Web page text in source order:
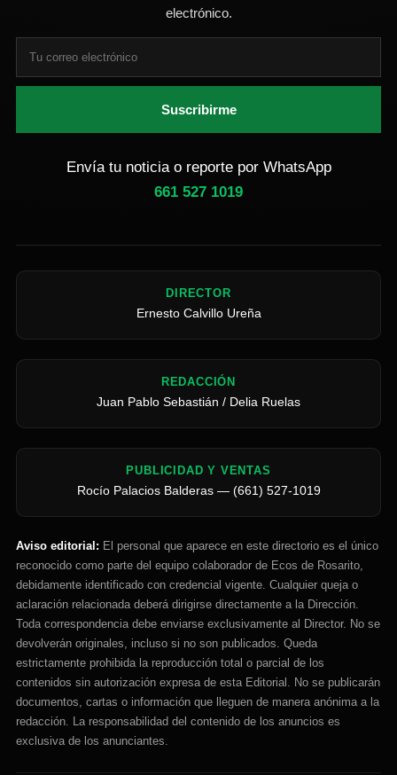
electrónico.
Suscribirme
Envía tu noticia o reporte por WhatsApp
661 527 1019
DIRECTOR
Ernesto Calvillo Ureña
REDACCIÓN
Juan Pablo Sebastián / Delia Ruelas
PUBLICIDAD Y VENTAS
Rocío Palacios Balderas — (661) 527-1019
Aviso editorial: El personal que aparece en este directorio es el único
reconocido como parte del equipo colaborador de Ecos de Rosarito,
debidamente identificado con credencial vigente. Cualquier queja o
aclaración relacionada deberá dirigirse directamente a la Dirección.
Toda correspondencia debe enviarse exclusivamente al Director. No se
devolverán originales, incluso si no son publicados. Queda
estrictamente prohibida la reproducción total o parcial de los
contenidos sin autorización expresa de esta Editorial. No se publicarán
documentos, cartas o información que lleguen de manera anónima a la
redacción. La responsabilidad del contenido de los anuncios es
exclusiva de los anunciantes.